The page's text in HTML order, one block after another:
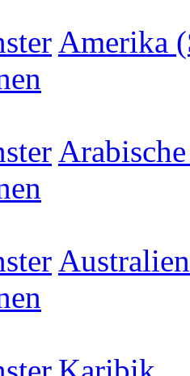
Amerika
Australien